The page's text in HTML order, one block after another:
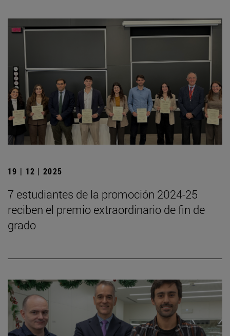
19 | 12 | 2025
7 estudiantes de la promoción 2024-25
reciben el premio extraordinario de fin de
grado